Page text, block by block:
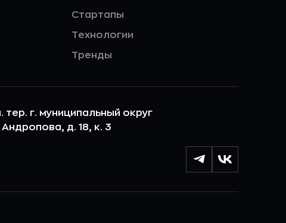
Стартапы
Технологии
Тренды
тер. г. муниципальный округ
д. 18, к. 3